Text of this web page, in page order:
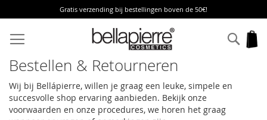
Gratis verzending bij bestellingen boven de 50€!
naar
de
inhoud
Zoek
Bestellen & Retourneren
Wij bij Bellápierre, willen je graag een leuke, simpele en
succesvolle shop ervaring aanbieden. Bekijk onze
voorwaarden en onze procedures, we horen het graag